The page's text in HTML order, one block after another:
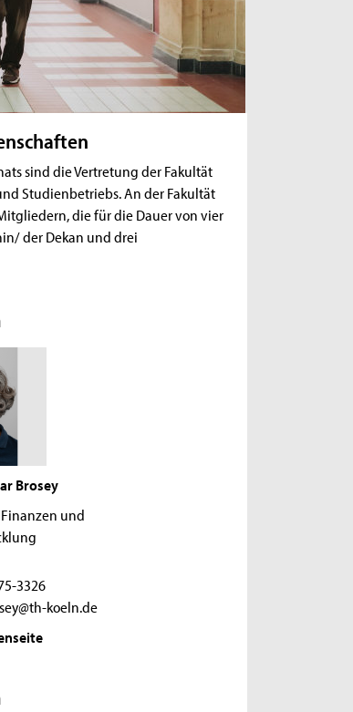
sind die Vertretung der Fakultät
Studienbetriebs. An der Fakultät
die für die Dauer von vier
der Dekan und drei
Brosey
und
3326
koeln.de